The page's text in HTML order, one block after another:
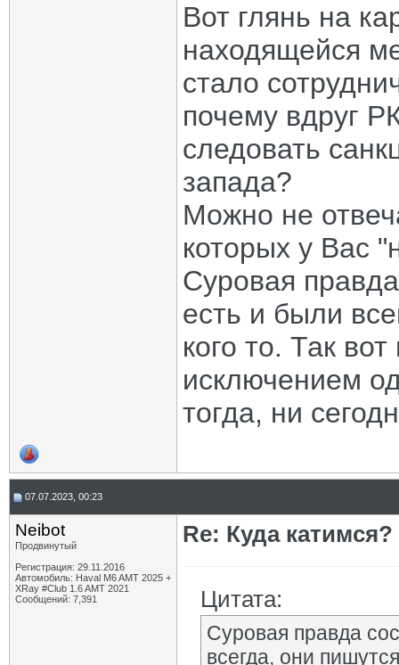
Вот глянь на
находящейся
стало
почему вдруг
следовать
запада?
Можно не
которых у Вас
Суровая
есть и были
кого то. Так
исключением
тогда, ни
07.07.2023, 00:23
Neibot
Продвинутый
Регистрация: 29.11.2016
Автомобиль: Haval M6 AMT 2025 +
XRay #Club 1.6 AMT 2021
Сообщений: 7,391
Re: Куда катимся?
Цитата:
Суровая правда
всегда, они